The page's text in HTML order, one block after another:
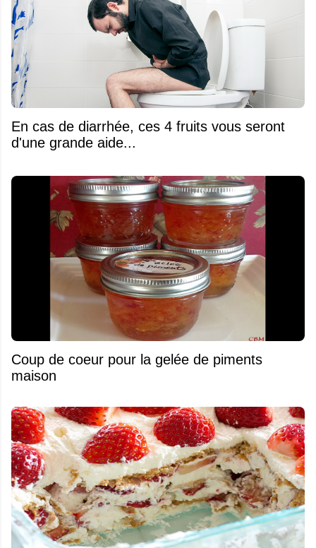
En cas de diarrhée, ces 4 fruits vous seront
d'une grande aide...
Coup de coeur pour la gelée de piments
maison